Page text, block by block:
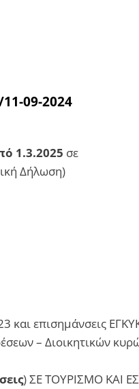
09-2024
1.3.2025 σε
Δήλωση)
και επισημάνσεις
– Διοικητικών
) ΣΕ ΤΟΥΡΙΣΜΟ ΚΑΙ